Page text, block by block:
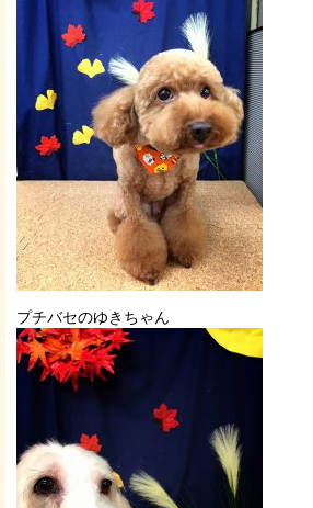
プチバセのゆきちゃん